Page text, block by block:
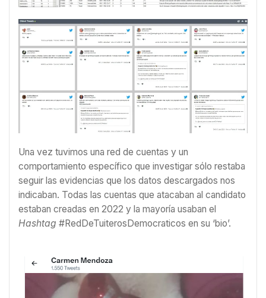
Una vez tuvimos una red de cuentas y un
comportamiento específico que investigar sólo restaba
seguir las evidencias que los datos descargados nos
indicaban. Todas las cuentas que atacaban al candidato
estaban creadas en 2022 y la mayoría usaban el
Hashtag #RedDeTuiterosDemocraticos en su ‘bio’.